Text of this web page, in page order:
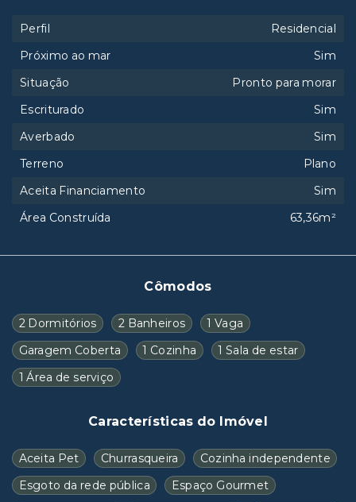
Cômodos
2 Dormitórios 2 Banheiros
1 Vaga
Garagem Coberta
1 Cozinha
1 Sala de estar
1 Área de serviço
Características do Imóvel
Aceita Pet Churrasqueira
Cozinha independente
Esgoto da rede pública
Espaço Gourmet
Perfil
Residencial
Próximo ao mar
Sim
Situação
Pronto para morar
Escriturado
Sim
Averbado
Sim
Terreno
Plano
Aceita Financiamento
Sim
Área Construída
63,36m²